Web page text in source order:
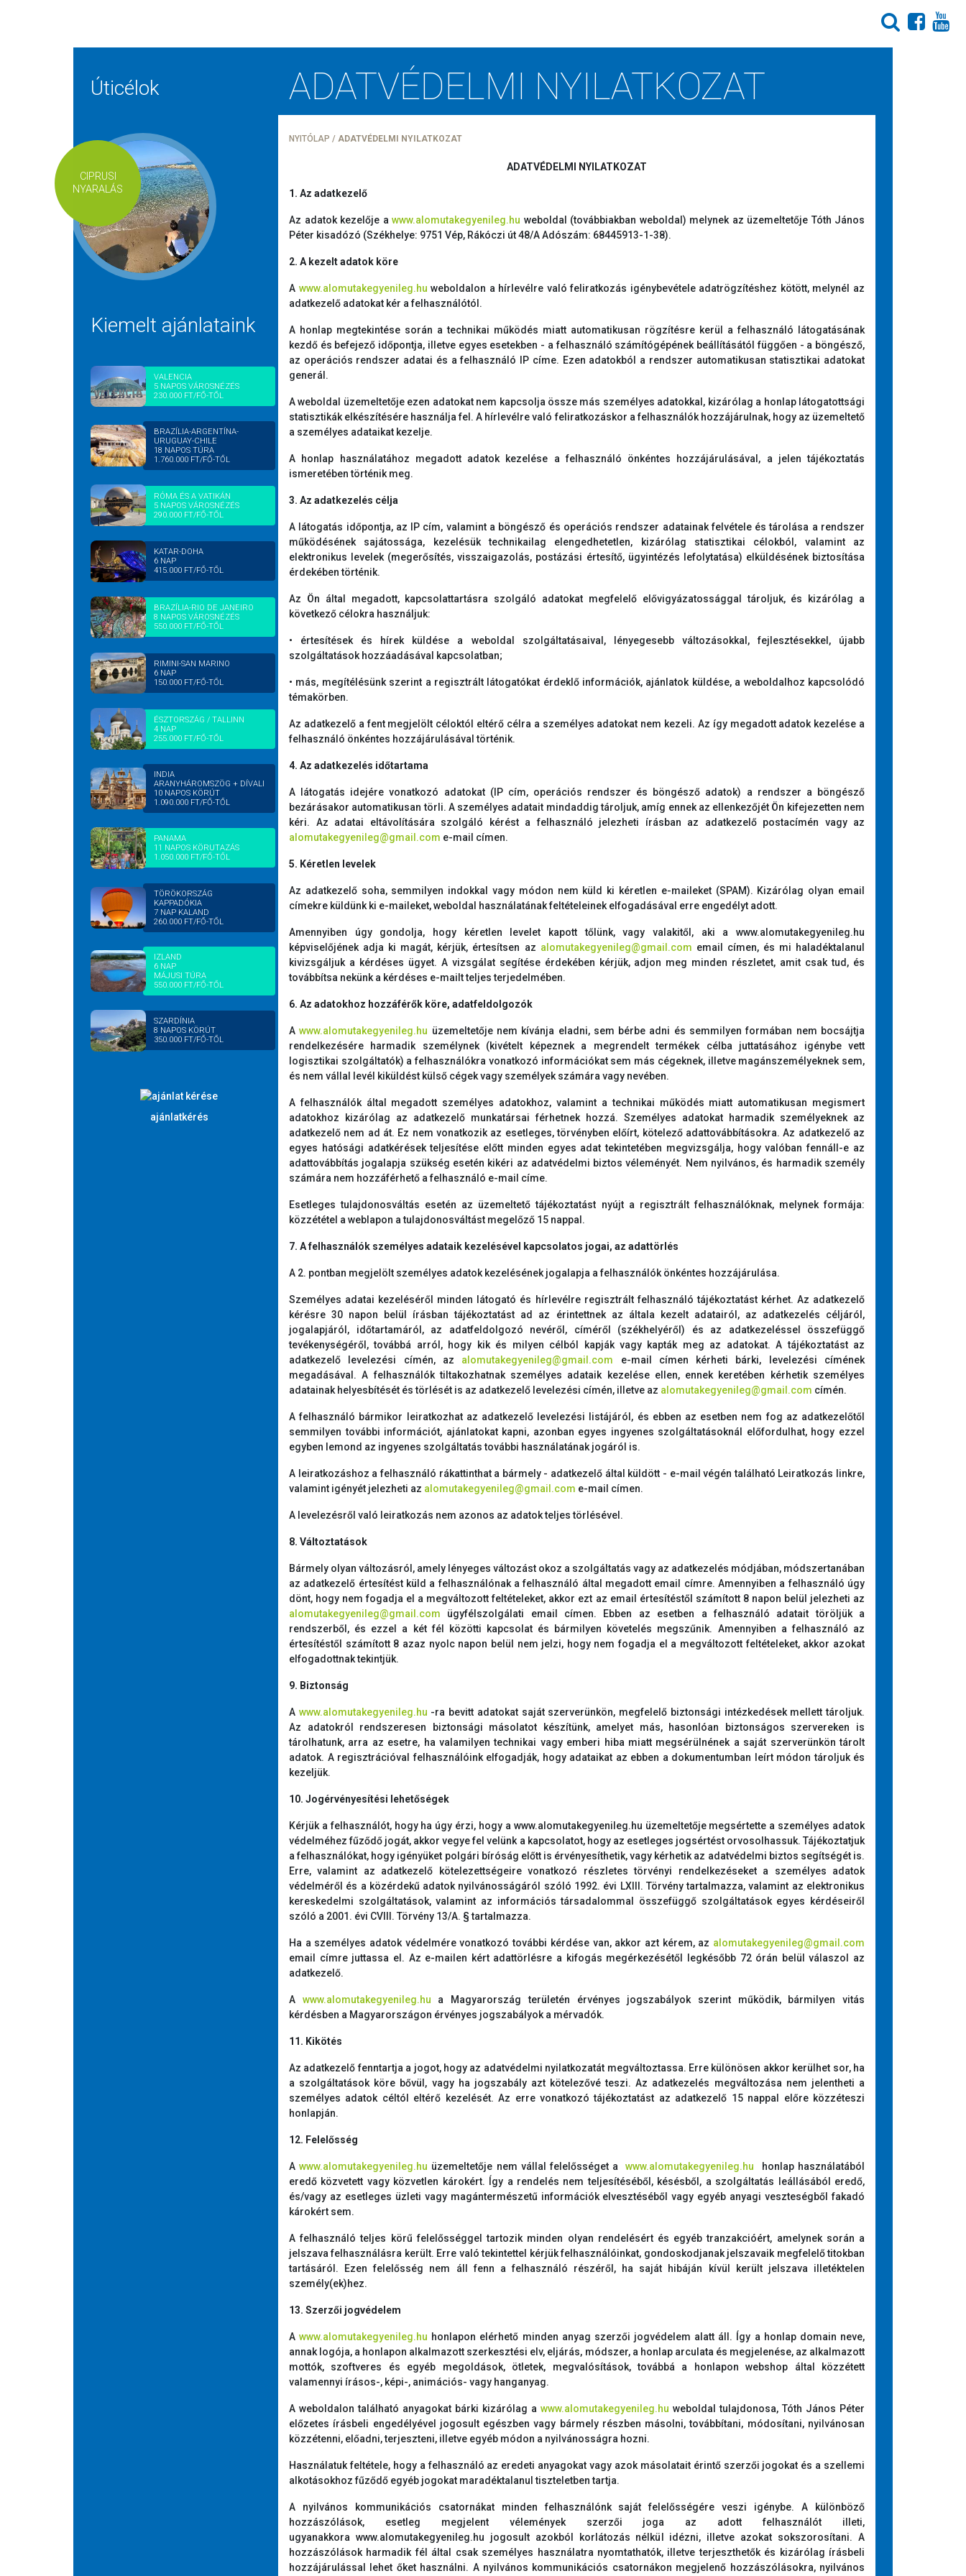
Úticélok
CIPRUSI
NYARALÁS
Kiemelt ajánlataink
VALENCIA
5 NAPOS VÁROSNÉZÉS
230.000 FT/FŐ-TŐL
BRAZÍLIA-ARGENTÍNA-
URUGUAY-CHILE
18 NAPOS TÚRA
1.760.000 FT/FŐ-TŐL
RÓMA ÉS A VATIKÁN
5 NAPOS VÁROSNÉZÉS
290.000 FT/FŐ-TŐL
KATAR-DOHA
6 NAP
415.000 FT/FŐ-TŐL
BRAZÍLIA-RIO DE JANEIRO
8 NAPOS VÁROSNÉZÉS
550.000 FT/FŐ-TŐL
RIMINI-SAN MARINO
6 NAP
150.000 FT/FŐ-TŐL
ÉSZTORSZÁG / TALLINN
4 NAP
255.000 FT/FŐ-TŐL
INDIA
ARANYHÁROMSZÖG + DÍVALI
10 NAPOS KÖRÚT
1.090.000 FT/FŐ-TŐL
PANAMA
11 NAPOS KÖRUTAZÁS
1.050.000 FT/FŐ-TŐL
TÖRÖKORSZÁG
KAPPADÓKIA
7 NAP KALAND
260.000 FT/FŐ-TŐL
IZLAND
6 NAP
MÁJUSI TÚRA
550.000 FT/FŐ-TŐL
SZARDÍNIA
8 NAPOS KÖRÚT
350.000 FT/FŐ-TŐL
ajánlatkérés
ADATVÉDELMI NYILATKOZAT
NYITÓLAP / ADATVÉDELMI NYILATKOZAT
ADATVÉDELMI NYILATKOZAT
1. Az adatkezelő
Az adatok kezelője a www.alomutakegyenileg.hu weboldal (továbbiakban weboldal) melynek az üzemeltetője Tóth János
Péter kisadózó (Székhelye: 9751 Vép, Rákóczi út 48/A Adószám: 68445913-1-38).
2. A kezelt adatok köre
A www.alomutakegyenileg.hu weboldalon a hírlevélre való feliratkozás igénybevétele adatrögzítéshez kötött, melynél az
adatkezelő adatokat kér a felhasználótól.
A honlap megtekintése során a technikai működés miatt automatikusan rögzítésre kerül a felhasználó látogatásának
kezdő és befejező időpontja, illetve egyes esetekben - a felhasználó számítógépének beállításától függően - a böngésző,
az operációs rendszer adatai és a felhasználó IP címe. Ezen adatokból a rendszer automatikusan statisztikai adatokat
generál.
A weboldal üzemeltetője ezen adatokat nem kapcsolja össze más személyes adatokkal, kizárólag a honlap látogatottsági
statisztikák elkészítésére használja fel. A hírlevélre való feliratkozáskor a felhasználók hozzájárulnak, hogy az üzemeltető
a személyes adataikat kezelje.
A honlap használatához megadott adatok kezelése a felhasználó önkéntes hozzájárulásával, a jelen tájékoztatás
ismeretében történik meg.
3. Az adatkezelés célja
A látogatás időpontja, az IP cím, valamint a böngésző és operációs rendszer adatainak felvétele és tárolása a rendszer
működésének sajátossága, kezelésük technikailag elengedhetetlen, kizárólag statisztikai célokból, valamint az
elektronikus levelek (megerősítés, visszaigazolás, postázási értesítő, ügyintézés lefolytatása) elküldésének biztosítása
érdekében történik.
Az Ön által megadott, kapcsolattartásra szolgáló adatokat megfelelő elővigyázatossággal tároljuk, és kizárólag a
következő célokra használjuk:
• értesítések és hírek küldése a weboldal szolgáltatásaival, lényegesebb változásokkal, fejlesztésekkel, újabb
szolgáltatások hozzáadásával kapcsolatban;
• más, megítélésünk szerint a regisztrált látogatókat érdeklő információk, ajánlatok küldése, a weboldalhoz kapcsolódó
témakörben.
Az adatkezelő a fent megjelölt céloktól eltérő célra a személyes adatokat nem kezeli. Az így megadott adatok kezelése a
felhasználó önkéntes hozzájárulásával történik.
4. Az adatkezelés időtartama
A látogatás idejére vonatkozó adatokat (IP cím, operációs rendszer és böngésző adatok) a rendszer a böngésző
bezárásakor automatikusan törli. A személyes adatait mindaddig tároljuk, amíg ennek az ellenkezőjét Ön kifejezetten nem
kéri. Az adatai eltávolítására szolgáló kérést a felhasználó jelezheti írásban az adatkezelő postacímén vagy az
alomutakegyenileg@gmail.com e-mail címen.
5. Kéretlen levelek
Az adatkezelő soha, semmilyen indokkal vagy módon nem küld ki kéretlen e-maileket (SPAM). Kizárólag olyan email
címekre küldünk ki e-maileket, weboldal használatának feltételeinek elfogadásával erre engedélyt adott.
Amennyiben úgy gondolja, hogy kéretlen levelet kapott tőlünk, vagy valakitől, aki a www.alomutakegyenileg.hu
képviselőjének adja ki magát, kérjük, értesítsen az alomutakegyenileg@gmail.com email címen, és mi haladéktalanul
kivizsgáljuk a kérdéses ügyet. A vizsgálat segítése érdekében kérjük, adjon meg minden részletet, amit csak tud, és
továbbítsa nekünk a kérdéses e-mailt teljes terjedelmében.
6. Az adatokhoz hozzáférők köre, adatfeldolgozók
Awww.alomutakegyenileg.hu üzemeltetője nem kívánja eladni, sem bérbe adni és semmilyen formában nem bocsájtja
rendelkezésére harmadik személynek (kivételt képeznek a megrendelt termékek célba juttatásához igénybe vett
logisztikai szolgáltatók) a felhasználókra vonatkozó információkat sem más cégeknek, illetve magánszemélyeknek sem,
és nem vállal levél kiküldést külső cégek vagy személyek számára vagy nevében.
A felhasználók által megadott személyes adatokhoz, valamint a technikai működés miatt automatikusan megismert
adatokhoz kizárólag az adatkezelő munkatársai férhetnek hozzá. Személyes adatokat harmadik személyeknek az
adatkezelő nem ad át. Ez nem vonatkozik az esetleges, törvényben előírt, kötelező adattovábbításokra. Az adatkezelő az
egyes hatósági adatkérések teljesítése előtt minden egyes adat tekintetében megvizsgálja, hogy valóban fennáll-e az
adattovábbítás jogalapja szükség esetén kikéri az adatvédelmi biztos véleményét. Nem nyilvános, és harmadik személy
számára nem hozzáférhető a felhasználó e-mail címe.
Esetleges tulajdonosváltás esetén az üzemeltető tájékoztatást nyújt a regisztrált felhasználóknak, melynek formája:
közzététel a weblapon a tulajdonosváltást megelőző 15 nappal.
7. A felhasználók személyes adataik kezelésével kapcsolatos jogai, az adattörlés
A 2. pontban megjelölt személyes adatok kezelésének jogalapja a felhasználók önkéntes hozzájárulása.
Személyes adatai kezeléséről minden látogató és hírlevélre regisztrált felhasználó tájékoztatást kérhet. Az adatkezelő
kérésre 30 napon belül írásban tájékoztatást ad az érintettnek az általa kezelt adatairól, az adatkezelés céljáról,
jogalapjáról, időtartamáról, az adatfeldolgozó nevéről, címéről (székhelyéről) és az adatkezeléssel összefüggő
tevékenységéről, továbbá arról, hogy kik és milyen célból kapják vagy kapták meg az adatokat. A tájékoztatást az
adatkezelő levelezési címén, az alomutakegyenileg@gmail.com e-mail címen kérheti bárki, levelezési címének
megadásával. A felhasználók tiltakozhatnak személyes adataik kezelése ellen, ennek keretében kérhetik személyes
adatainak helyesbítését és törlését is az adatkezelő levelezési címén, illetve az alomutakegyenileg@gmail.com címén.
A felhasználó bármikor leiratkozhat az adatkezelő levelezési listájáról, és ebben az esetben nem fog az adatkezelőtől
semmilyen további információt, ajánlatokat kapni, azonban egyes ingyenes szolgáltatásoknál előfordulhat, hogy ezzel
egyben lemond az ingyenes szolgáltatás további használatának jogáról is.
A leiratkozáshoz a felhasználó rákattinthat a bármely - adatkezelő által küldött - e-mail végén található Leiratkozás linkre,
valamint igényét jelezheti az alomutakegyenileg@gmail.com e-mail címen.
A levelezésről való leiratkozás nem azonos az adatok teljes törlésével.
8. Változtatások
Bármely olyan változásról, amely lényeges változást okoz a szolgáltatás vagy az adatkezelés módjában, módszertanában
az adatkezelő értesítést küld a felhasználónak a felhasználó által megadott email címre. Amennyiben a felhasználó úgy
dönt, hogy nem fogadja el a megváltozott feltételeket, akkor ezt az email értesítéstől számított 8 napon belül jelezheti az
alomutakegyenileg@gmail.com ügyfélszolgálati email címen. Ebben az esetben a felhasználó adatait töröljük a
rendszerből, és ezzel a két fél közötti kapcsolat és bármilyen követelés megszűnik. Amennyiben a felhasználó az
értesítéstől számított 8 azaz nyolc napon belül nem jelzi, hogy nem fogadja el a megváltozott feltételeket, akkor azokat
elfogadottnak tekintjük.
9. Biztonság
A www.alomutakegyenileg.hu -ra bevitt adatokat saját szerverünkön, megfelelő biztonsági intézkedések mellett tároljuk.
Az adatokról rendszeresen biztonsági másolatot készítünk, amelyet más, hasonlóan biztonságos szervereken is
tárolhatunk, arra az esetre, ha valamilyen technikai vagy emberi hiba miatt megsérülnének a saját szerverünkön tárolt
adatok. A regisztrációval felhasználóink elfogadják, hogy adataikat az ebben a dokumentumban leírt módon tároljuk és
kezeljük.
10. Jogérvényesítési lehetőségek
Kérjük a felhasználót, hogy ha úgy érzi, hogy a www.alomutakegyenileg.hu üzemeltetője megsértette a személyes adatok
védelméhez fűződő jogát, akkor vegye fel velünk a kapcsolatot, hogy az esetleges jogsértést orvosolhassuk. Tájékoztatjuk
a felhasználókat, hogy igényüket polgári bíróság előtt is érvényesíthetik, vagy kérhetik az adatvédelmi biztos segítségét is.
Erre, valamint az adatkezelő kötelezettségeire vonatkozó részletes törvényi rendelkezéseket a személyes adatok
védelméről és a közérdekű adatok nyilvánosságáról szóló 1992. évi LXIII. Törvény tartalmazza, valamint az elektronikus
kereskedelmi szolgáltatások, valamint az információs társadalommal összefüggő szolgáltatások egyes kérdéseiről
szóló a 2001. évi CVIII. Törvény 13/A. § tartalmazza.
Ha a személyes adatok védelmére vonatkozó további kérdése van, akkor azt kérem, az alomutakegyenileg@gmail.com
email címre juttassa el. Az e-mailen kért adattörlésre a kifogás megérkezésétől legkésőbb 72 órán belül válaszol az
adatkezelő.
A www.alomutakegyenileg.hu a Magyarország területén érvényes jogszabályok szerint működik, bármilyen vitás
kérdésben a Magyarországon érvényes jogszabályok a mérvadók.
11. Kikötés
Az adatkezelő fenntartja a jogot, hogy az adatvédelmi nyilatkozatát megváltoztassa. Erre különösen akkor kerülhet sor, ha
a szolgáltatások köre bővül, vagy ha jogszabály azt kötelezővé teszi. Az adatkezelés megváltozása nem jelentheti a
személyes adatok céltól eltérő kezelését. Az erre vonatkozó tájékoztatást az adatkezelő 15 nappal előre közzéteszi
honlapján.
12. Felelősség
Awww.alomutakegyenileg.hu üzemeltetője nem vállal felelősséget awww.alomutakegyenileg.hu honlap használatából
eredő közvetett vagy közvetlen károkért. Így a rendelés nem teljesítéséből, késésből, a szolgáltatás leállásából eredő,
és/vagy az esetleges üzleti vagy magántermészetű információk elvesztéséből vagy egyéb anyagi veszteségből fakadó
károkért sem.
A felhasználó teljes körű felelősséggel tartozik minden olyan rendelésért és egyéb tranzakcióért, amelynek során a
jelszava felhasználásra került. Erre való tekintettel kérjük felhasználóinkat, gondoskodjanak jelszavaik megfelelő titokban
tartásáról. Ezen felelősség nem áll fenn a felhasználó részéről, ha saját hibáján kívül került jelszava illetéktelen
személy(ek)hez.
13. Szerzői jogvédelem
Awww.alomutakegyenileg.hu honlapon elérhető minden anyag szerzői jogvédelem alatt áll. Így a honlap domain neve,
annak logója, a honlapon alkalmazott szerkesztési elv, eljárás, módszer, a honlap arculata és megjelenése, az alkalmazott
mottók, szoftveres és egyéb megoldások, ötletek, megvalósítások, továbbá a honlapon webshop által közzétett
valamennyi írásos-, képi-, animációs- vagy hanganyag.
A weboldalon található anyagokat bárki kizárólag a www.alomutakegyenileg.hu weboldal tulajdonosa, Tóth János Péter
előzetes írásbeli engedélyével jogosult egészben vagy bármely részben másolni, továbbítani, módosítani, nyilvánosan
közzétenni, előadni, terjeszteni, illetve egyéb módon a nyilvánosságra hozni.
Használatuk feltétele, hogy a felhasználó az eredeti anyagokat vagy azok másolatait érintő szerzői jogokat és a szellemi
alkotásokhoz fűződő egyéb jogokat maradéktalanul tiszteletben tartja.
A nyilvános kommunikációs csatornákat minden felhasználónk saját felelősségére veszi igénybe. A különböző
hozzászólások, esetleg megjelent vélemények szerzői joga az adott felhasználót illeti,
ugyanakkora www.alomutakegyenileg.hu jogosult azokból korlátozás nélkül idézni, illetve azokat sokszorosítani. A
hozzászólások harmadik fél által csak személyes használatra nyomtathatók, illetve terjeszthetők és kizárólag írásbeli
hozzájárulással lehet őket használni. A nyilvános kommunikációs csatornákon megjelenő hozzászólásokra, nyilvános